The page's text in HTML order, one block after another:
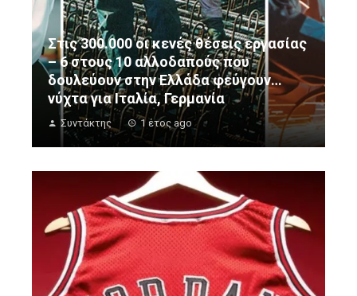
Στις 300.000 οι κενές θέσεις εργασίας
– 6 στους 10 αλλοδαπούς που
δουλεύουν στην Ελλάδα φεύγουν…
νύχτα για Ιταλία, Γερμανία
Συντάκτης 1 έτος ago